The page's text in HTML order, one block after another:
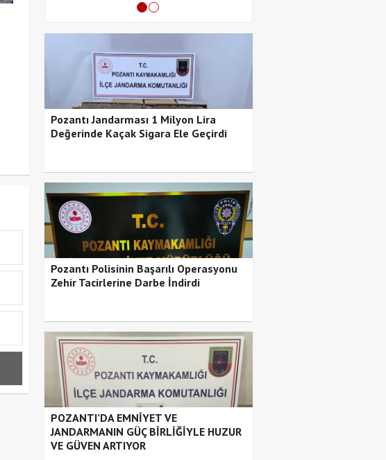
Pozantı Jandarması 1 Milyon Lira
Değerinde Kaçak Sigara Ele Geçirdi
Pozantı Polisinin Başarılı Operasyonu
Zehir Tacirlerine Darbe İndirdi
POZANTI’DA EMNİYET VE
JANDARMANIN GÜÇ BİRLİĞİYLE HUZUR
VE GÜVEN ARTIYOR